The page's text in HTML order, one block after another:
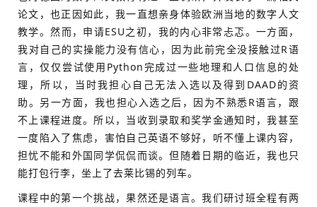
论文，也正因如此，我一直想亲身体验欧洲当地的数字人文
教学。然而，申请ESU之初，我的内心非常忐忑。一方面，
我对自己的实操能力没有信心，因为此前完全没接触过R语
言，仅仅尝试使用Python完成过一些地理和人口信息的处
理，所以，当时我担心自己无法入选以及得到DAAD的资
助。另一方面，我也担心入选之后，因为不熟悉R语言，跟
不上课程进度。所以，当收到录取和奖学金通知时，我甚至
一度陷入了焦虑，害怕自己英语不够好，听不懂上课内容，
担忧不能和外国同学侃侃而谈。但随着日期的临近，我也只
能打包行李，坐上了去莱比锡的列车。
课程中的第一个挑战，果然还是语言。我们研讨班全程有两